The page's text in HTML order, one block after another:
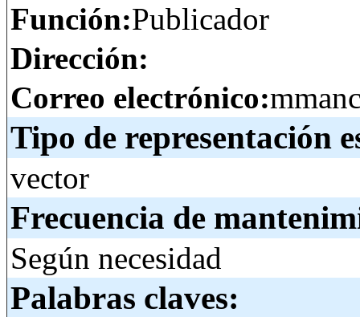
Función:Publicador
Dirección:
Correo electrónico:
Tipo de representación
vector
Frecuencia de
Según necesidad
Palabras claves: